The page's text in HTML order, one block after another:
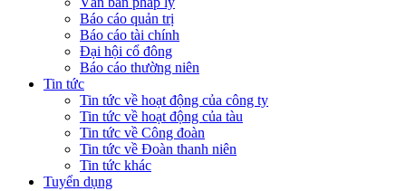
Báo cáo quản trị
Báo cáo tài chính
Đại hội cổ đông
Báo cáo thường niên
Tin tức
Tin tức về hoạt động của công ty
Tin tức về hoạt động của tàu
Tin tức về Công đoàn
Tin tức về Đoàn thanh niên
Tin tức khác
Tuyển dụng